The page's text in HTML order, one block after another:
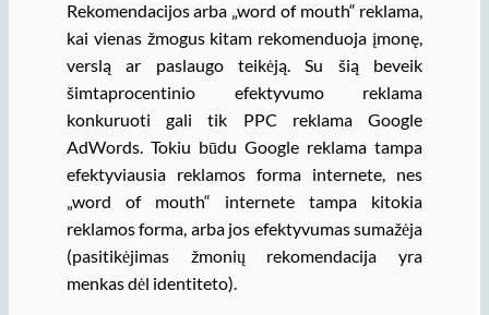
Rekomendacijos arba „word of mouth“ reklama,
kai vienas žmogus kitam rekomenduoja įmonę,
verslą ar paslaugo teikėją. Su šią beveik
šimtaprocentinio efektyvumo reklama
konkuruoti gali tik PPC reklama Google
AdWords. Tokiu būdu Google reklama tampa
efektyviausia reklamos forma internete, nes
„word of mouth“ internete tampa kitokia
reklamos forma, arba jos efektyvumas sumažėja
(pasitikėjimas žmonių rekomendacija yra
menkas dėl identiteto).